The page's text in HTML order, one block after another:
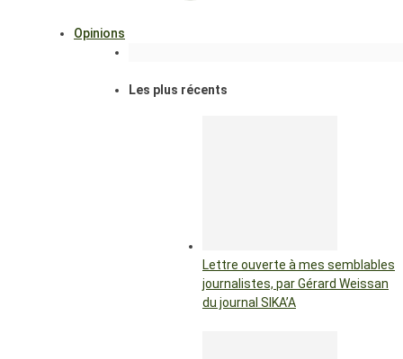
Opinions
Les plus récents
Lettre ouverte à mes semblables
journalistes, par Gérard Weissan
du journal SIKA’A